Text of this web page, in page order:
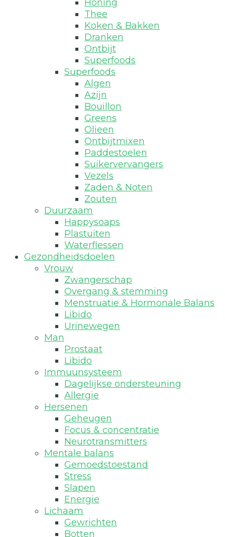
Honing
Thee
Koken & Bakken
Dranken
Ontbijt
Superfoods
Superfoods
Algen
Azijn
Bouillon
Greens
Olieen
Ontbijtmixen
Paddestoelen
Suikervervangers
Vezels
Zaden & Noten
Zouten
Duurzaam
Happysoaps
Plastuiten
Waterflessen
Gezondheidsdoelen
Vrouw
Zwangerschap
Overgang & stemming
Menstruatie & Hormonale Balans
Libido
Urinewegen
Man
Prostaat
Libido
Immuunsysteem
Dagelijkse ondersteuning
Allergie
Hersenen
Geheugen
Focus & concentratie
Neurotransmitters
Mentale balans
Gemoedstoestand
Stress
Slapen
Energie
Lichaam
Gewrichten
Botten